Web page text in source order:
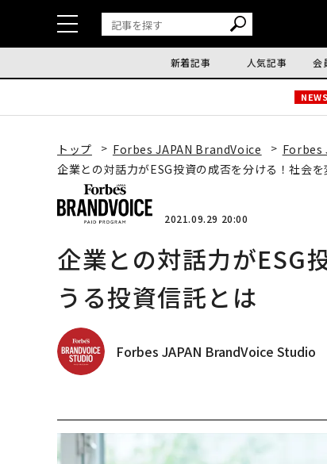
新着記事 人気記事 会
NEWS
トップ Forbes JAPAN BrandVoice
Forbes
企業との対話力がESG投資の成否を分ける！社会
2021.09.29 20:00
企業との対話力がESG
うる投資信託とは
Forbes JAPAN BrandVoice Studio